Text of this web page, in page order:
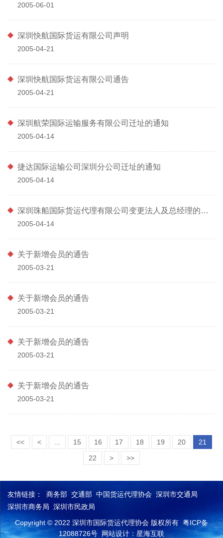
2005-06-01
深圳快航国际货运有限公司声明
2005-04-21
深圳快航国际货运有限公司通告
2005-04-21
深圳航荣国际运输服务有限公司迁址的通知
2005-04-14
捷达国际运输公司深圳分公司迁址的通知
2005-04-14
深圳珠船国际货运代理有限公司变更法人及总经理的通知
2005-04-14
关于新增会员的通告
2005-03-21
关于新增会员的通告
2005-03-21
关于新增会员的通告
2005-03-21
关于新增会员的通告
2005-03-21
<< < 15 16 17 18 19 20
21
22
> >>
友情链接： 商务部 交通部 中国货运代理协会 深圳市交通局
深圳市商务局 深圳市民政局
Copyright © 2022 深圳市国际货运代理协会 版权所有 粤ICP备
12088726号 网站设计：星海互联